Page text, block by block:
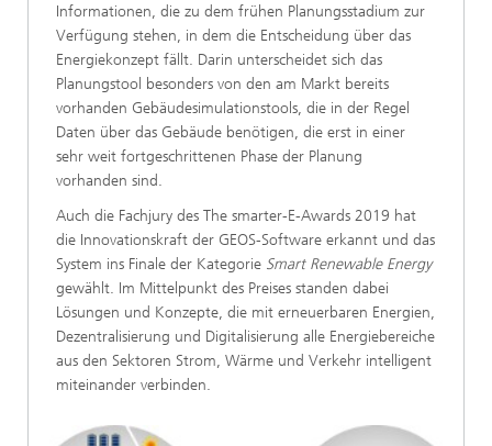
Informationen, die zu dem frühen Planungsstadium zur
Verfügung stehen, in dem die Entscheidung über das
Energiekonzept fällt. Darin unterscheidet sich das
Planungstool besonders von den am Markt bereits
vorhanden Gebäudesimulationstools, die in der Regel
Daten über das Gebäude benötigen, die erst in einer
sehr weit fortgeschrittenen Phase der Planung
vorhanden sind.
Auch die Fachjury des The smarter-E-Awards 2019 hat
die Innovationskraft der GEOS-Software erkannt und das
System ins Finale der Kategorie Smart Renewable Energy
gewählt. Im Mittelpunkt des Preises standen dabei
Lösungen und Konzepte, die mit erneuerbaren Energien,
Dezentralisierung und Digitalisierung alle Energiebereiche
aus den Sektoren Strom, Wärme und Verkehr intelligent
miteinander verbinden.